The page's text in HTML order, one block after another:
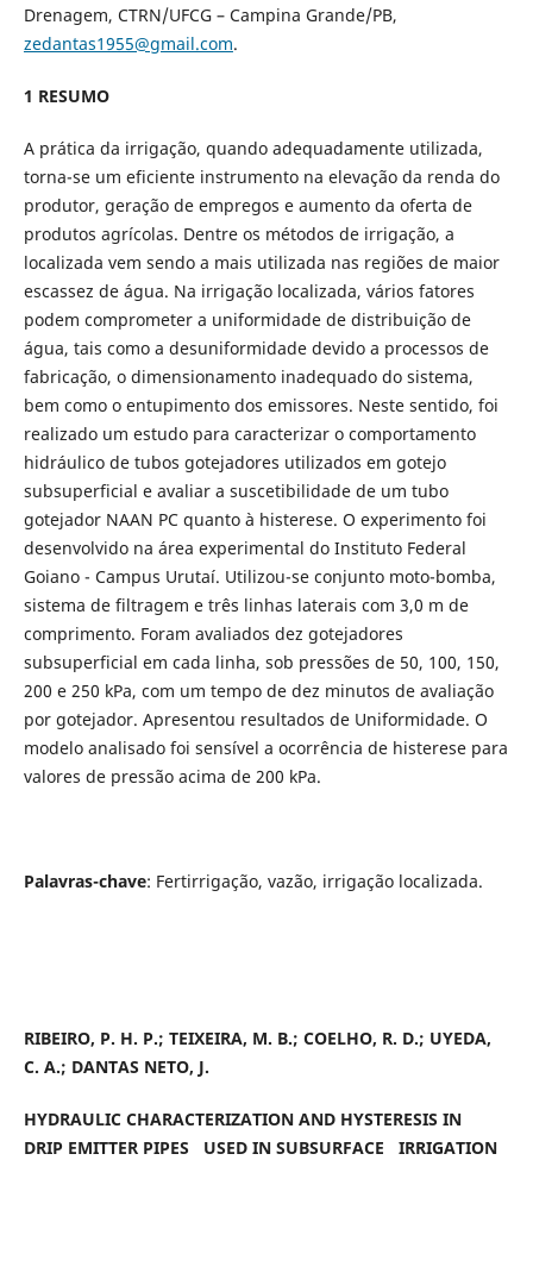
Drenagem, CTRN/UFCG – Campina Grande/PB,
zedantas1955@gmail.com.
1 RESUMO
A prática da irrigação, quando adequadamente utilizada,
torna-se um eficiente instrumento na elevação da renda do
produtor, geração de empregos e aumento da oferta de
produtos agrícolas. Dentre os métodos de irrigação, a
localizada vem sendo a mais utilizada nas regiões de maior
escassez de água. Na irrigação localizada, vários fatores
podem comprometer a uniformidade de distribuição de
água, tais como a desuniformidade devido a processos de
fabricação, o dimensionamento inadequado do sistema,
bem como o entupimento dos emissores. Neste sentido, foi
realizado um estudo para caracterizar o comportamento
hidráulico de tubos gotejadores utilizados em gotejo
subsuperficial e avaliar a suscetibilidade de um tubo
gotejador NAAN PC quanto à histerese. O experimento foi
desenvolvido na área experimental do Instituto Federal
Goiano - Campus Urutaí. Utilizou-se conjunto moto-bomba,
sistema de filtragem e três linhas laterais com 3,0 m de
comprimento. Foram avaliados dez gotejadores
subsuperficial em cada linha, sob pressões de 50, 100, 150,
200 e 250 kPa, com um tempo de dez minutos de avaliação
por gotejador. Apresentou resultados de Uniformidade. O
modelo analisado foi sensível a ocorrência de histerese para
valores de pressão acima de 200 kPa.
Palavras-chave: Fertirrigação, vazão, irrigação localizada.
RIBEIRO, P. H. P.; TEIXEIRA, M. B.; COELHO, R. D.; UYEDA,
C. A.; DANTAS NETO, J.
HYDRAULIC CHARACTERIZATION AND HYSTERESIS IN
DRIP EMITTER PIPES USED IN SUBSURFACE IRRIGATION